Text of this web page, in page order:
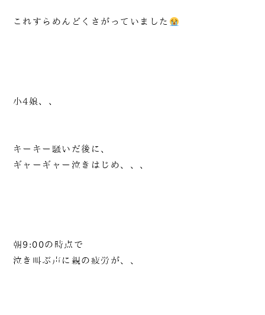
これすらめんどくさがっていました
小4娘、、
キーキー騒いだ後に、
ギャーギャー泣きはじめ、、、
朝9:00の時点で
泣き叫ぶ声に親の疲労が、、